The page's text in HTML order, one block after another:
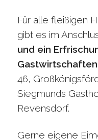
Für alle fleißigen
gibt es im
und ein
46,
Siegmunds
Revensdorf.
Gerne eigene